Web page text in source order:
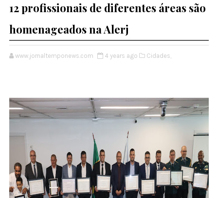
12 profissionais de diferentes áreas são
homenageados na Alerj
www.jornaltemponews.com 4 years ago Cidades,